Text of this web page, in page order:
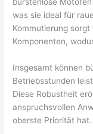
was sie ideal für
Kommutierung
Komponenten,
Insgesamt können
Betriebsstunden
Diese Robustheit
anspruchsvollen
oberste Priorität hat.